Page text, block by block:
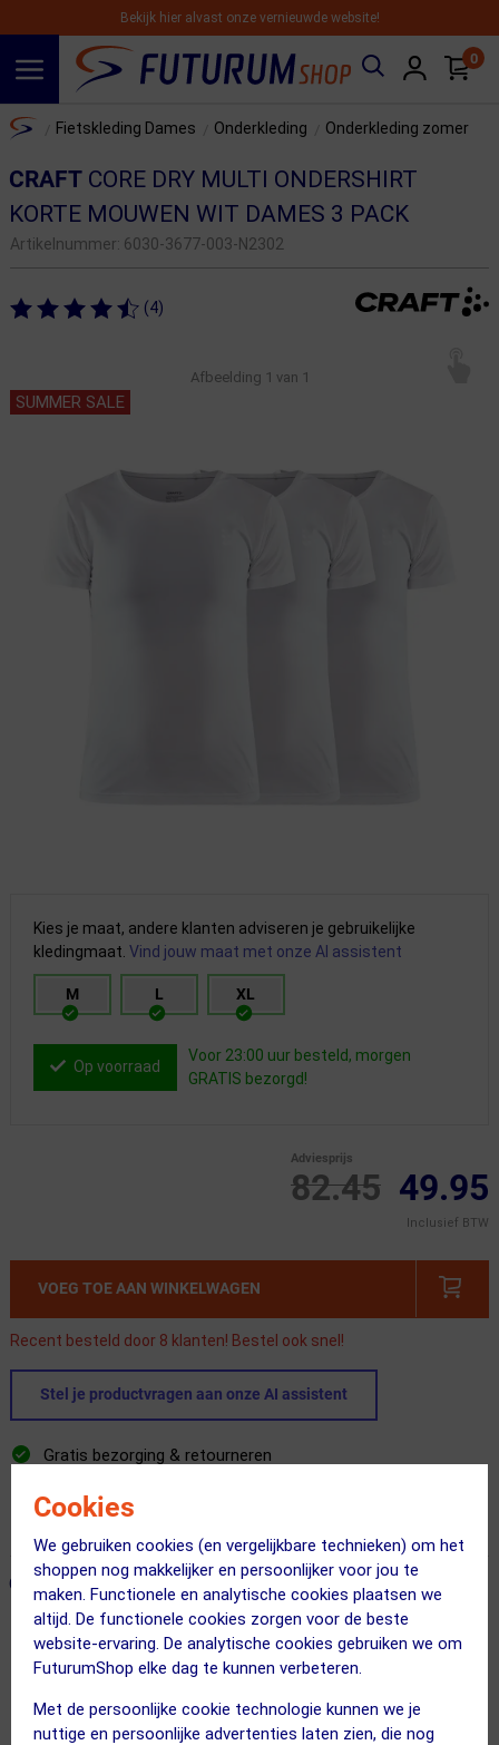
Cookies
We gebruiken cookies (en vergelijkbare technieken) om het
shoppen nog makkelijker en persoonlijker voor jou te
maken. Functionele en analytische cookies plaatsen we
altijd. De functionele cookies zorgen voor de beste
website-ervaring. De analytische cookies gebruiken we om
FuturumShop elke dag te kunnen verbeteren.
Met de persoonlijke cookie technologie kunnen we je
nuttige en persoonlijke advertenties laten zien, die nog
Bekijk hier alvast onze vernieuwde website!
0
Home Fietskleding Dames Onderkleding Onderkleding zomer
CRAFTCORE DRY MULTI ONDERSHIRT
KORTE MOUWEN WIT DAMES 3 PACK
Artikelnummer: 6030-3677-003-N2302
(4)
Afbeelding 1 van 1
SUMMER SALE
Kies je maat, andere klanten adviseren je gebruikelijke
kledingmaat. Vind jouw maat met onze AI assistent
M L XL
Op voorraad
Voor 23:00 uur besteld, morgen
GRATIS bezorgd!
82.45
Adviesprijs
49.95
Inclusief BTW
VOEG TOE AAN WINKELWAGEN
Recent besteld door 8 klanten! Bestel ook snel!
Stel je productvragen aan onze AI assistent
Gratis bezorging & retourneren
Voor 23:00 uur besteld, morgen in huis
← Terug naar productnavigatie
ONZE AANBEVOLEN COMBINATIE
Craft